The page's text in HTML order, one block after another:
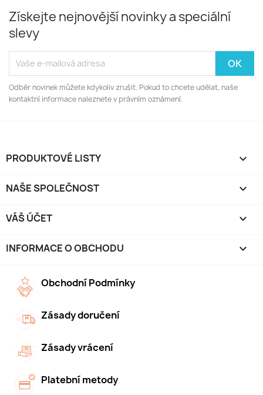
Získejte nejnovější novinky a speciální
slevy
Odběr novinek můžete kdykoliv zrušit. Pokud to chcete udělat, naše
kontaktní informace naleznete v právním oznámení.
PRODUKTOVÉ LISTY 
NAŠE SPOLEČNOST 
VÁŠ ÚČET 
INFORMACE O OBCHODU keyboard_arrow_down
Obchodní Podmínky
Zásady doručení
Zásady vrácení
Platební metody